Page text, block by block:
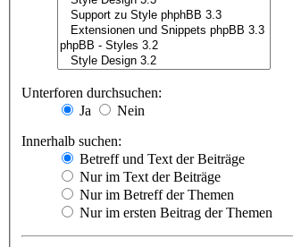
Unterforen durchsuchen:
Ja
Nein
Innerhalb suchen:
Betreff und Text der Beiträge
Nur im Text der Beiträge
Nur im Betreff der Themen
Nur im ersten Beitrag der Themen